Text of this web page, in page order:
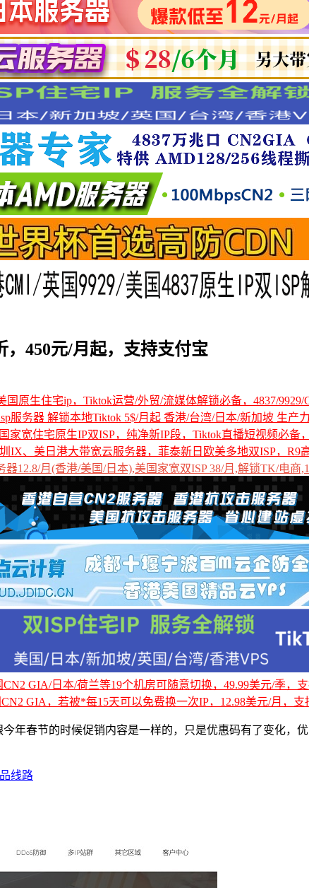
，450元/月起，支持支付宝
国原生住宅ip，Tiktok运营/外贸/流媒体解锁必备，4837/
isp服务器 解锁本地Tiktok 5$/月起 香港/台湾/日本/新加坡 生产
家宽住宅原生IP双ISP，纯净新IP段，Tiktok直播短视频必备
圳IX、美日港大带宽云服务器，菲泰新日欧美多地双ISP，R9
器12.8/月(香港/美国/日本),美国家宽双ISP 38/月,解锁TK/电商
GIA/日本/荷兰等19个机房可随意切换，49.99美元/季，支
GIA，若被*每15天可以免费换一次IP，12.98美元/月，支
年春节的时候促销内容是一样的，只是优惠码有了变化，
线路